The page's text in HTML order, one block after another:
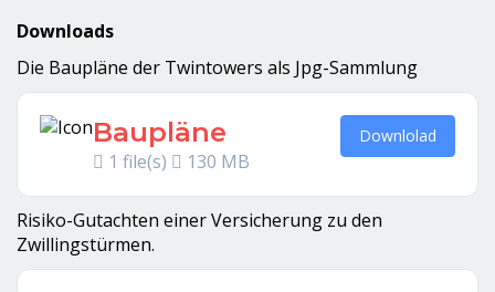
Downloads
Die Baupläne der Twintowers als Jpg-Sammlung
Baupläne
1 file(s) 130 MB
Downlolad
Risiko-Gutachten einer Versicherung zu den
Zwillingstürmen.